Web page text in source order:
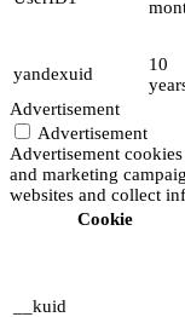
yandexuid
10
Advertisement
Advertisement
Advertisement
and marketing
websites and collect
Cookie
__kuid